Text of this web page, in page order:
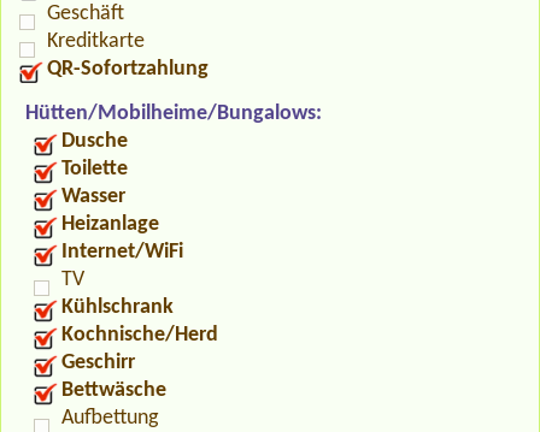
Geschäft
Kreditkarte
QR-Sofortzahlung
Hütten/Mobilheime/Bungalows:
Dusche
Toilette
Wasser
Heizanlage
Internet/WiFi
TV
Kühlschrank
Kochnische/Herd
Geschirr
Bettwäsche
Aufbettung